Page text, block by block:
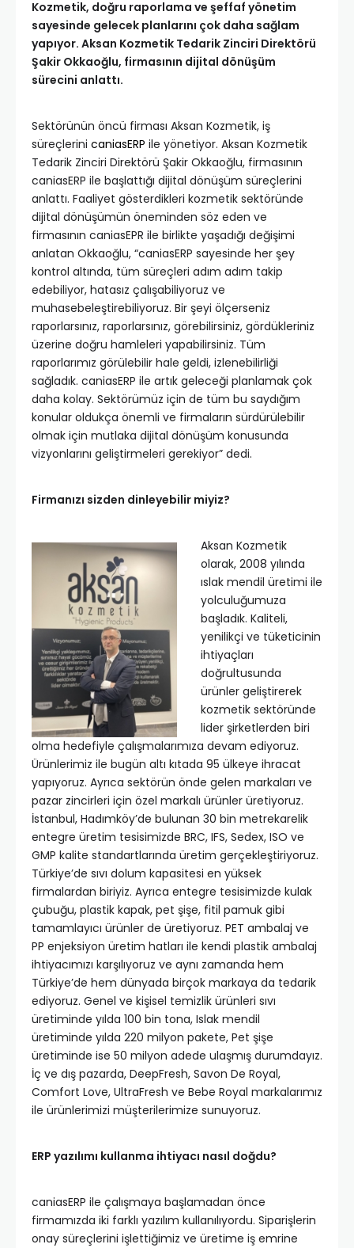
Kozmetik, doğru raporlama ve şeffaf yönetim
sayesinde gelecek planlarını çok daha sağlam
yapıyor. Aksan Kozmetik Tedarik Zinciri Direktörü
Şakir Okkaoğlu, firmasının dijital dönüşüm
sürecini anlattı.
Sektörünün öncü firması Aksan Kozmetik, iş
süreçlerini caniasERP ile yönetiyor. Aksan Kozmetik
Tedarik Zinciri Direktörü Şakir Okkaoğlu, firmasının
caniasERP ile başlattığı dijital dönüşüm süreçlerini
anlattı. Faaliyet gösterdikleri kozmetik sektöründe
dijital dönüşümün öneminden söz eden ve
firmasının caniasEPR ile birlikte yaşadığı değişimi
anlatan Okkaoğlu, “caniasERP sayesinde her şey
kontrol altında, tüm süreçleri adım adım takip
edebiliyor, hatasız çalışabiliyoruz ve
muhasebeleştirebiliyoruz. Bir şeyi ölçerseniz
raporlarsınız, raporlarsınız, görebilirsiniz, gördükleriniz
üzerine doğru hamleleri yapabilirsiniz. Tüm
raporlarımız görülebilir hale geldi, izlenebilirliği
sağladık. caniasERP ile artık geleceği planlamak çok
daha kolay. Sektörümüz için de tüm bu saydığım
konular oldukça önemli ve firmaların sürdürülebilir
olmak için mutlaka dijital dönüşüm konusunda
vizyonlarını geliştirmeleri gerekiyor” dedi.
Firmanızı sizden dinleyebilir miyiz?
Aksan Kozmetik
olarak, 2008 yılında
ıslak mendil üretimi ile
yolculuğumuza
başladık. Kaliteli,
yenilikçi ve tüketicinin
ihtiyaçları
doğrultusunda
ürünler geliştirerek
kozmetik sektöründe
lider şirketlerden biri
olma hedefiyle çalışmalarımıza devam ediyoruz.
Ürünlerimiz ile bugün altı kıtada 95 ülkeye ihracat
yapıyoruz. Ayrıca sektörün önde gelen markaları ve
pazar zincirleri için özel markalı ürünler üretiyoruz.
İstanbul, Hadımköy’de bulunan 30 bin metrekarelik
entegre üretim tesisimizde BRC, IFS, Sedex, ISO ve
GMP kalite standartlarında üretim gerçekleştiriyoruz.
Türkiye’de sıvı dolum kapasitesi en yüksek
firmalardan biriyiz. Ayrıca entegre tesisimizde kulak
çubuğu, plastik kapak, pet şişe, fitil pamuk gibi
tamamlayıcı ürünler de üretiyoruz. PET ambalaj ve
PP enjeksiyon üretim hatları ile kendi plastik ambalaj
ihtiyacımızı karşılıyoruz ve aynı zamanda hem
Türkiye’de hem dünyada birçok markaya da tedarik
ediyoruz. Genel ve kişisel temizlik ürünleri sıvı
üretiminde yılda 100 bin tona, Islak mendil
üretiminde yılda 220 milyon pakete, Pet şişe
üretiminde ise 50 milyon adede ulaşmış durumdayız.
İç ve dış pazarda, DeepFresh, Savon De Royal,
Comfort Love, UltraFresh ve Bebe Royal markalarımız
ile ürünlerimizi müşterilerimize sunuyoruz.
ERP yazılımı kullanma ihtiyacı nasıl doğdu?
caniasERP ile çalışmaya başlamadan önce
firmamızda iki farklı yazılım kullanılıyordu. Siparişlerin
onay süreçlerini işlettiğimiz ve üretime iş emrine